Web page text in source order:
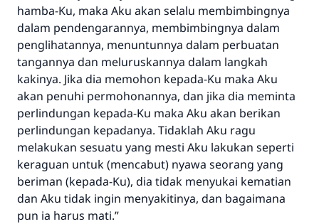
hamba-Ku, maka Aku akan selalu membimbingnya
dalam pendengarannya, membimbingnya dalam
penglihatannya, menuntunnya dalam perbuatan
tangannya dan meluruskannya dalam langkah
kakinya. Jika dia memohon kepada-Ku maka Aku
akan penuhi permohonannya, dan jika dia meminta
perlindungan kepada-Ku maka Aku akan berikan
perlindungan kepadanya. Tidaklah Aku ragu
melakukan sesuatu yang mesti Aku lakukan seperti
keraguan untuk (mencabut) nyawa seorang yang
beriman (kepada-Ku), dia tidak menyukai kematian
dan Aku tidak ingin menyakitinya, dan bagaimana
pun ia harus mati.”